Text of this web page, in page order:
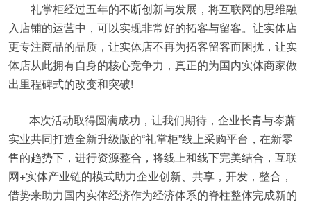
礼掌柜经过五年的不断创新与发展，将互联网的思维融
入店铺的运营中，可以实现非常好的拓客与留客。让实体店
更专注商品的品质，让实体店不再为拓客留客而困扰，让实
体店从此拥有自身的核心竞争力，真正的为国内实体商家做
出里程碑式的改变和突破!
本次活动取得圆满成功，让我们期待，企业长青与岑萧
实业共同打造全新升级版的“礼掌柜”线上采购平台，在新零
售的趋势下，进行资源整合，将线上和线下完美结合，互联
网+实体产业链的模式助力企业创新、共享，开发，整合，
借势来助力国内实体经济作为经济体系的脊柱整体完成新的